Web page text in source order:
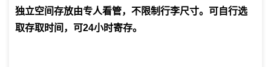
独立空间存放由专人看管，不限制行李尺寸。可自行选
取存取时间，可24小时寄存。